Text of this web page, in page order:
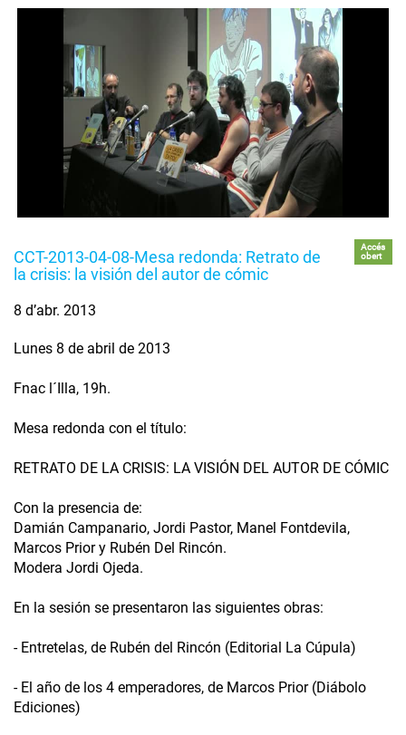
CCT-2013-04-08-Mesa redonda: Retrato de
la crisis: la visión del autor de cómic
Accés
obert
8 d’abr. 2013
Lunes 8 de abril de 2013
Fnac l´Illa, 19h.
Mesa redonda con el título:
RETRATO DE LA CRISIS: LA VISIÓN DEL AUTOR DE CÓMIC
Con la presencia de:
Damián Campanario, Jordi Pastor, Manel Fontdevila,
Marcos Prior y Rubén Del Rincón.
Modera Jordi Ojeda.
En la sesión se presentaron las siguientes obras:
- Entretelas, de Rubén del Rincón (Editorial La Cúpula)
- El año de los 4 emperadores, de Marcos Prior (Diábolo
Ediciones)